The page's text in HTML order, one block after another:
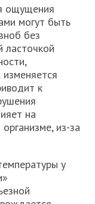
ощущения
могут быть
без
ласточкой
к
на
из-за
у